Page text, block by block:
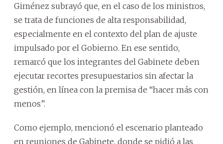
Giménez subrayó que, en el caso de los ministros,
se trata de funciones de alta responsabilidad,
especialmente en el contexto del plan de ajuste
impulsado por el Gobierno. En ese sentido,
remarcó que los integrantes del Gabinete deben
ejecutar recortes presupuestarios sin afectar la
gestión, en línea con la premisa de “hacer más con
menos”.
Como ejemplo, mencionó el escenario planteado
en reuniones de Gabinete, donde se pidió a las